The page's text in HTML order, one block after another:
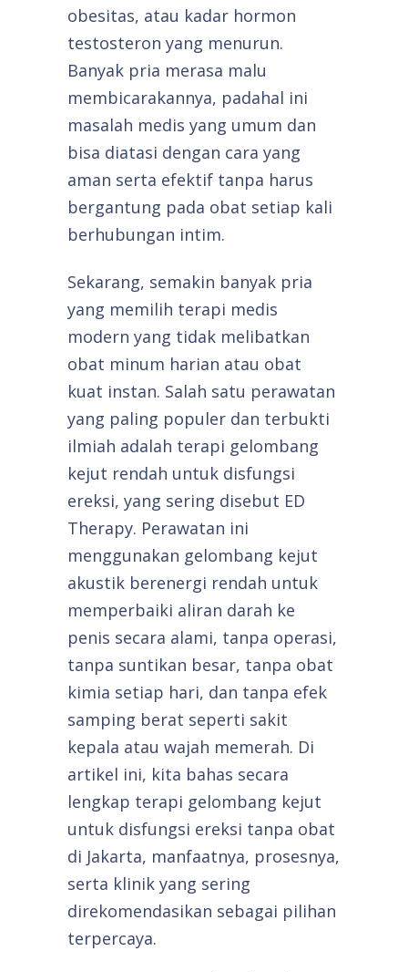
obesitas, atau kadar hormon
testosteron yang menurun.
Banyak pria merasa malu
membicarakannya, padahal ini
masalah medis yang umum dan
bisa diatasi dengan cara yang
aman serta efektif tanpa harus
bergantung pada obat setiap kali
berhubungan intim.
Sekarang, semakin banyak pria
yang memilih terapi medis
modern yang tidak melibatkan
obat minum harian atau obat
kuat instan. Salah satu perawatan
yang paling populer dan terbukti
ilmiah adalah terapi gelombang
kejut rendah untuk disfungsi
ereksi, yang sering disebut ED
Therapy. Perawatan ini
menggunakan gelombang kejut
akustik berenergi rendah untuk
memperbaiki aliran darah ke
penis secara alami, tanpa operasi,
tanpa suntikan besar, tanpa obat
kimia setiap hari, dan tanpa efek
samping berat seperti sakit
kepala atau wajah memerah. Di
artikel ini, kita bahas secara
lengkap terapi gelombang kejut
untuk disfungsi ereksi tanpa obat
di Jakarta, manfaatnya, prosesnya,
serta klinik yang sering
direkomendasikan sebagai pilihan
terpercaya.